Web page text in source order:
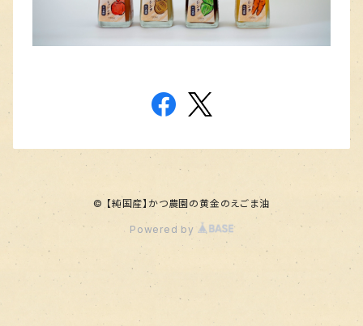
© 【純国産】かつ農園の黄金のえごま油
Powered by